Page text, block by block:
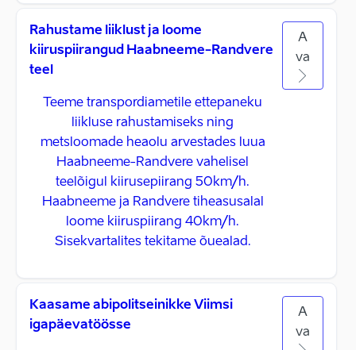
Rahustame liiklust ja loome
kiiruspiirangud Haabneeme-Randvere
teel
Teeme transpordiametile ettepaneku
liikluse rahustamiseks ning
metsloomade heaolu arvestades luua
Haabneeme-Randvere vahelisel
teelõigul kiirusepiirang 50km/h.
Haabneeme ja Randvere tiheasusalal
loome kiiruspiirang 40km/h.
Sisekvartalites tekitame õuealad.
A
va
Kaasame abipolitseinikke Viimsi
igapäevatöösse
A
va